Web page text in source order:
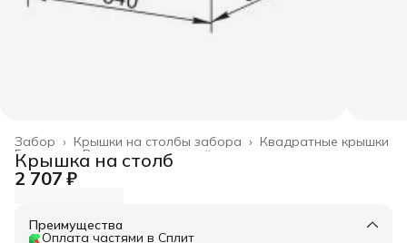
Квадратные крышки
Крышки на столбы забора ›
Забор ›
Весь архитектурный декор
Главная ›
Крышка на столб
2 707 ₽
Преимущества
Оплата частями в Сплит